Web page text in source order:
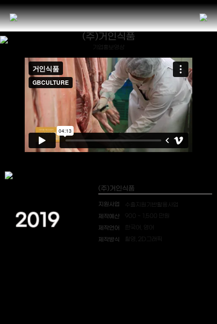
(주)거인식품
기업홍보영상
2019
(주)거인식품
지원사업 수출지원기반활용사업
제작예산 900 ~ 1,500 만원
제작언어 한국어, 영어
제작방식 촬영, 2D그래픽